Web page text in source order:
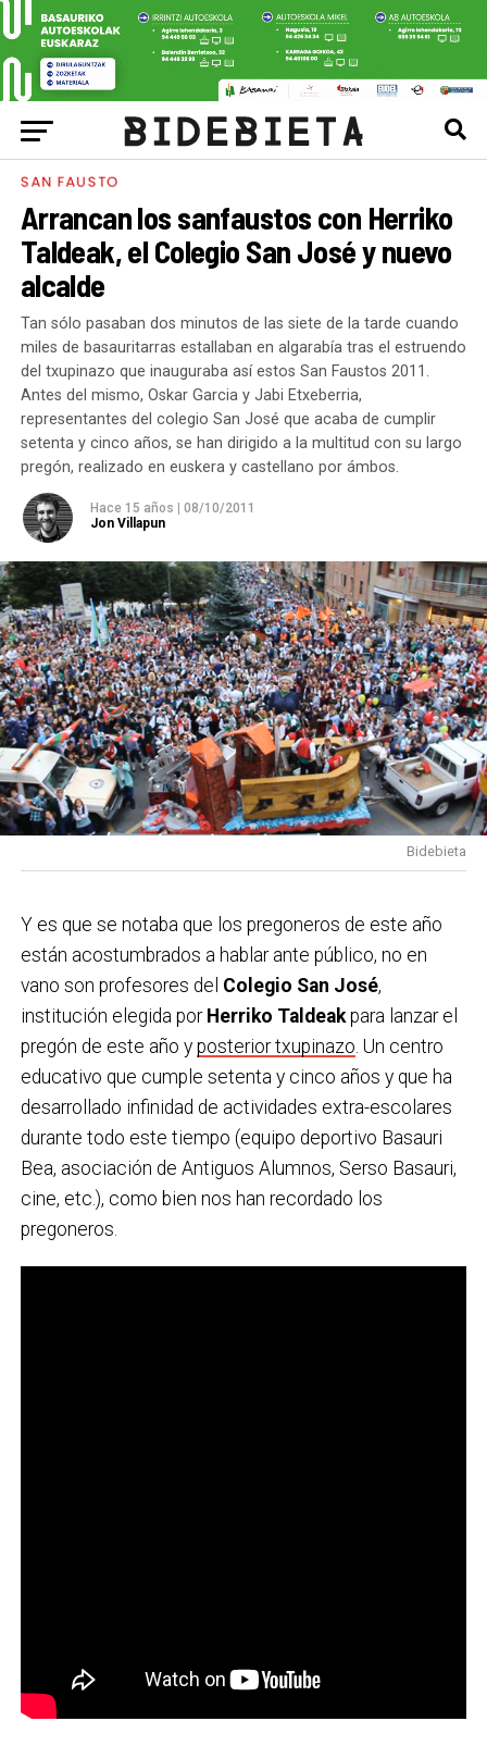
SAN FAUSTO
Arrancan los sanfaustos con Herriko
Taldeak, el Colegio San José y nuevo
alcalde
Tan sólo pasaban dos minutos de las siete de la tarde cuando
miles de basauritarras estallaban en algarabía tras el estruendo
del txupinazo que inauguraba así estos San Faustos 2011.
Antes del mismo, Oskar Garcia y Jabi Etxeberria,
representantes del colegio San José que acaba de cumplir
setenta y cinco años, se han dirigido a la multitud con su largo
pregón, realizado en euskera y castellano por ámbos.
Hace 15 años
08/10/2011
Jon Villapun
Bidebieta
Y es que se notaba que los pregoneros de este año
están acostumbrados a hablar ante público, no en
vano son profesores del Colegio San José,
institución elegida por Herriko Taldeakpara lanzar el
pregón de este año y posterior txupinazo . Un centro
educativo que cumple setenta y cinco años y que ha
desarrollado infinidad de actividades extra-escolares
durante todo este tiempo (equipo deportivo Basauri
Bea, asociación de Antiguos Alumnos, Serso Basauri,
cine, etc.), como bien nos han recordado los
pregoneros.